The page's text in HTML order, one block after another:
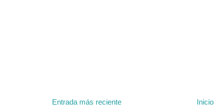
Entrada más reciente Inicio